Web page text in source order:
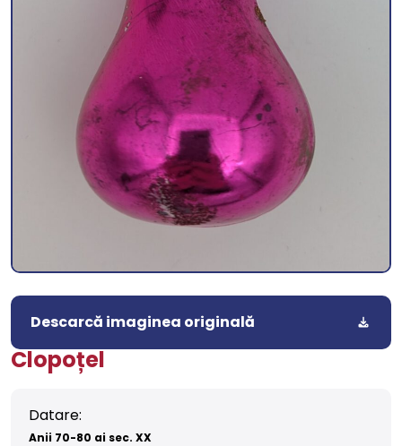
Descarcă imaginea originală
Clopoțel
Datare:
Anii 70-80 ai sec. XX